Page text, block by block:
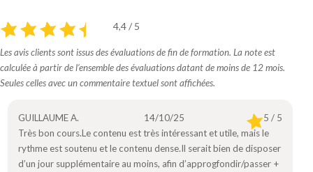
4,4 / 5
Les avis clients sont issus des évaluations de fin de formation. La note est
calculée à partir de l’ensemble des évaluations datant de moins de 12 mois.
Seules celles avec un commentaire textuel sont affichées.
GUILLAUME A. 14/10/25
5 / 5
Très bon cours.Le contenu est très intéressant et utile, mais le
rythme est soutenu et le contenu dense.Il serait bien de disposer
d’un jour supplémentaire au moins, afin d’approgfondir/passer +